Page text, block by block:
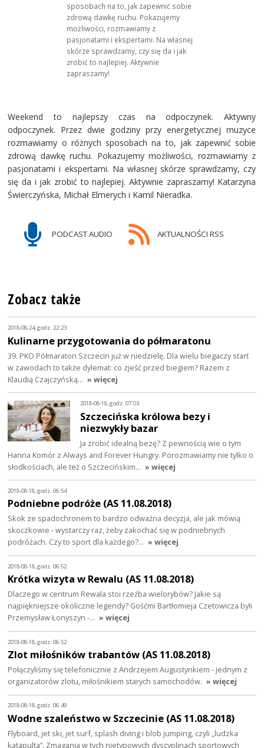
sposobach na to, jak zapewnić sobie
zdrową dawkę ruchu. Pokazujemy
możliwości, rozmawiamy z
pasjonatami i ekspertami. Na własnej
skórze sprawdzamy, czy się da i jak
zrobić to najlepiej. Aktywnie
zapraszamy!
Weekend to najlepszy czas na odpoczynek. Aktywny
odpoczynek. Przez dwie godziny przy energetycznej muzyce
rozmawiamy o różnych sposobach na to, jak zapewnić sobie
zdrową dawkę ruchu. Pokazujemy możliwości, rozmawiamy z
pasjonatami i ekspertami. Na własnej skórze sprawdzamy, czy
się da i jak zrobić to najlepiej. Aktywnie zapraszamy! Katarzyna
Świerczyńska, Michał Elmerych i Kamil Nieradka.
PODCAST AUDIO AKTUALNOŚCI RSS
Zobacz także
2018-08-24, godz. 22:23
Kulinarne przygotowania do półmaratonu
39. PKO Półmaraton Szczecin już w niedzielę. Dla wielu biegaczy start
w zawodach to także dylemat: co zjeść przed biegiem? Razem z
Klaudią Czajczyńską… » więcej
2018-08-18, godz. 07:03
Szczecińska królowa bezy i
niezwykły bazar
Ja zrobić idealną bezę? Z pewnością wie o tym
Hanna Komór z Always and Forever Hungry. Porozmawiamy nie tylko o
słodkościach, ale też o Szczecińskim… » więcej
2018-08-18, godz. 06:54
Podniebne podróże (AS 11.08.2018)
Skok ze spadochronem to bardzo odważna decyzja, ale jak mówią
skoczkowie - wystarczy raz, żeby zakochać się w podniebnych
podróżach. Czy to sport dla każdego?… » więcej
2018-08-18, godz. 06:52
Krótka wizyta w Rewalu (AS 11.08.2018)
Dlaczego w centrum Rewala stoi rzeźba wielorybów? Jakie są
najpiękniejsze okoliczne legendy? Gośćmi Bartłomieja Czetowicza byli
Przemysław Łonyszyn -… » więcej
2018-08-18, godz. 06:52
Zlot miłośników trabantów (AS 11.08.2018)
Połączyliśmy się telefonicznie z Andrzejem Augustynkiem - jednym z
organizatorów zlotu, miłośnikiem starych samochodów. » więcej
2018-08-18, godz. 06:49
Wodne szaleństwo w Szczecinie (AS 11.08.2018)
Flyboard, jet ski, jet surf, splash diving i blob jumping, czyli „ludzka
katapulta”. Zmagania w tych nietypowych dyscyplinach sportowych